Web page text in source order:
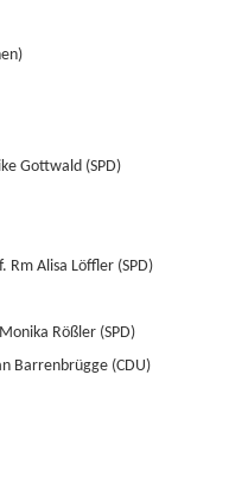
Gottwald (SPD)
Rm Alisa Löffler (SPD)
Rößler (SPD)
Barrenbrügge (CDU)